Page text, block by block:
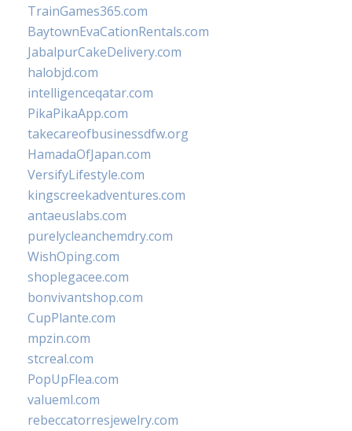
TrainGames365.com
BaytownEvaCationRentals.com
JabalpurCakeDelivery.com
halobjd.com
intelligenceqatar.com
PikaPikaApp.com
takecareofbusinessdfw.org
HamadaOfJapan.com
VersifyLifestyle.com
kingscreekadventures.com
antaeuslabs.com
purelycleanchemdry.com
WishOping.com
shoplegacee.com
bonvivantshop.com
CupPlante.com
mpzin.com
stcreal.com
PopUpFlea.com
valueml.com
rebeccatorresjewelry.com